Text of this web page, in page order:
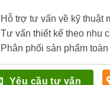
Hỗ trợ tư vấn về kỹ thuật
Tư vấn thiết kế theo nhu
Phân phối sản phẩm
Yêu cầu tư vấn